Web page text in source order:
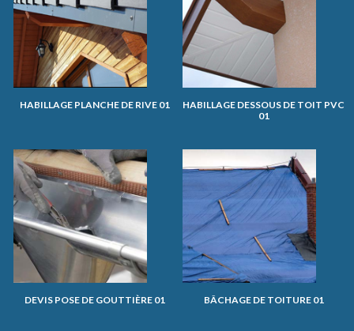
HABILLAGE PLANCHE DE RIVE 01
HABILLAGE DESSOUS DE TOIT PVC
01
DEVIS POSE DE GOUTTIÈRE 01 BÂCHAGE DE TOITURE 01